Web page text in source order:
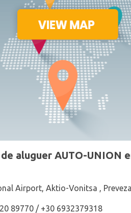
de aluguer AUTO-
Airport, Aktio-Vonitsa ,
89770 / +30 6932379318